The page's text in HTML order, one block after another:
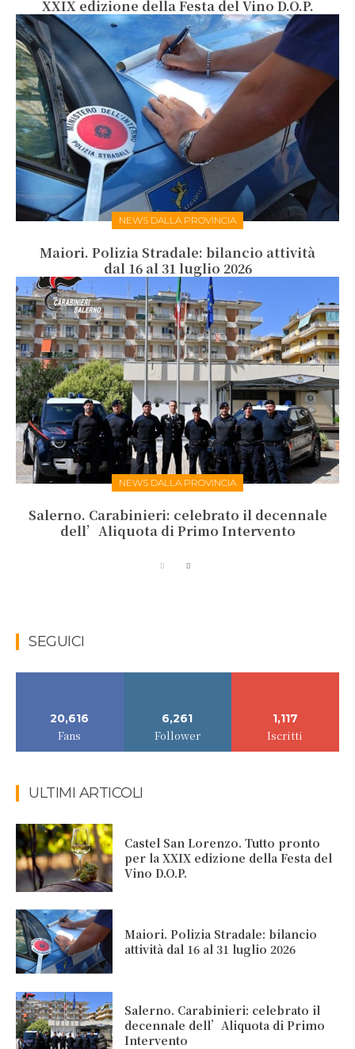
XXIX edizione della Festa del Vino D.O.P.
NEWS DALLA PROVINCIA
Maiori. Polizia Stradale: bilancio attività
dal 16 al 31 luglio 2026
NEWS DALLA PROVINCIA
Salerno. Carabinieri: celebrato il decennale
dell’Aliquota di Primo Intervento
SEGUICI
20,616
Fans
6,261
Follower
1,117
Iscritti
ULTIMI ARTICOLI
Castel San Lorenzo. Tutto pronto
per la XXIX edizione della Festa del
Vino D.O.P.
Maiori. Polizia Stradale: bilancio
attività dal 16 al 31 luglio 2026
Salerno. Carabinieri: celebrato il
decennale dell’Aliquota di Primo
Intervento